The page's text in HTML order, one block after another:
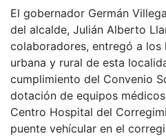
El gobernador Germán
del alcalde, Julián Alberto
colaboradores, entregó a los
urbana y rural de esta
cumplimiento del Convenio
dotación de equipos
Centro Hospital del
puente vehícular en el